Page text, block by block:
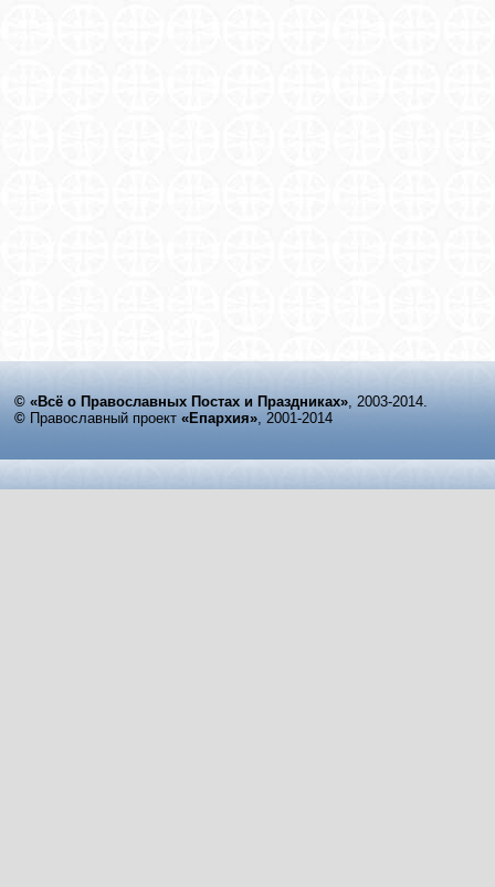
© «Всё о Православных Постах и Праздниках», 2003-2014.
© Православный проект «Епархия», 2001-2014